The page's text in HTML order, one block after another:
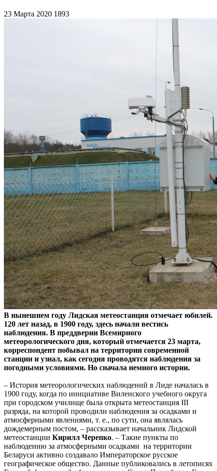
23 Марта 2020 1893
В нынешнем году Лидская метеостанция отмечает юбилей.
120 лет назад, в 1900 году, здесь начали вестись
наблюдения. В преддверии Всемирного
метеорологического дня, который отмечается 23 марта,
корреспондент побывал на территории современной
станции и узнал, как сегодня проводятся наблюдения за
погодными условиями. Но сначала немного истории.
– История метеорологических наблюдений в Лиде началась в
1900 году, когда по инициативе Виленского учебного округа
при городском училище была открыта метеостанция ІІІ
разряда, на которой проводили наблюдения за осадками и
атмосферными явлениями, т. е., по сути, она являлась
дождемерным постом, – рассказывает начальник Лидской
метеостанции Кирилл Черепко. – Такие пункты по
наблюдению за атмосферными осадками на территории
Беларуси активно создавало Императорское русское
географическое общество. Данные публиковались в летописях